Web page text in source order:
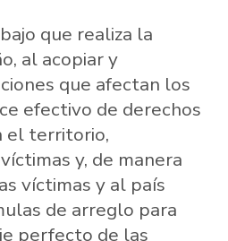
que realiza la
al acopiar y
que afectan los
efectivo de derechos
el territorio,
y, de manera
víctimas y al país
de arreglo para
perfecto de las